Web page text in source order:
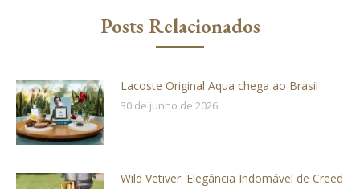
Posts Relacionados
Lacoste Original Aqua chega ao Brasil
30 de junho de 2026
Wild Vetiver: Elegância Indomável de Creed